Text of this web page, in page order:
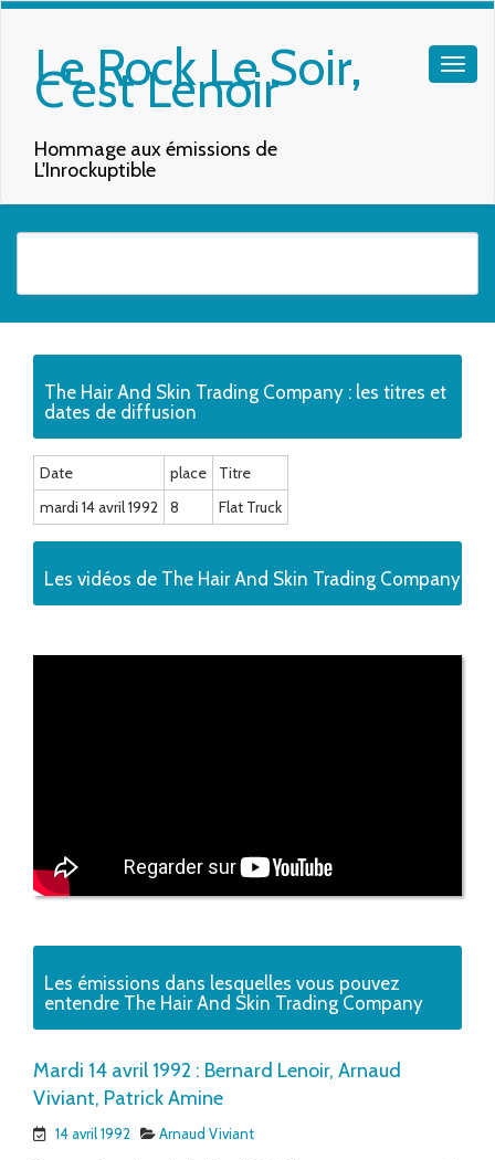
Le Rock Le Soir,
C'est Lenoir
Hommage aux émissions de
L'Inrockuptible
The Hair And Skin Trading Company : les titres et
dates de diffusion
Date place
Titre
mardi 14 avril 1992
8 Flat Truck
Les vidéos de The Hair And Skin Trading Company
Les émissions dans lesquelles vous pouvez
entendre The Hair And Skin Trading Company
Mardi 14 avril 1992 : Bernard Lenoir, Arnaud
Viviant, Patrick Amine
14 avril 1992 Arnaud Viviant